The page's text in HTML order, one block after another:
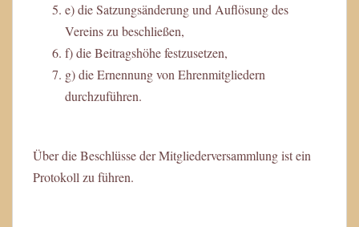
e) die Satzungsänderung und Auflösung des
Vereins zu beschließen,
f) die Beitragshöhe festzusetzen,
g) die Ernennung von Ehrenmitgliedern
durchzuführen.
Über die Beschlüsse der Mitgliederversammlung ist ein
Protokoll zu führen.